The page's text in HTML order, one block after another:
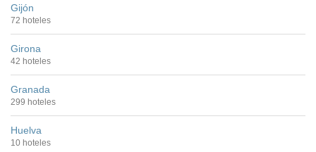
Gijón
72 hoteles
Girona
42 hoteles
Granada
299 hoteles
Huelva
10 hoteles